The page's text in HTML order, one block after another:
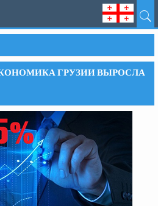
ГРУЗИИ ВЫРОСЛА